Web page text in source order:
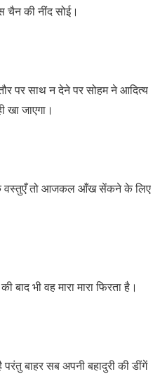
की नींद सोई।
पर साथ न देने पर सोहम ने आदित्य
जाएगा।
वस्तुएँ तो आजकल आँख सेंकने के लिए
बाद भी वह मारा मारा फिरता है।
बाहर सब अपनी बहादुरी की डींगें